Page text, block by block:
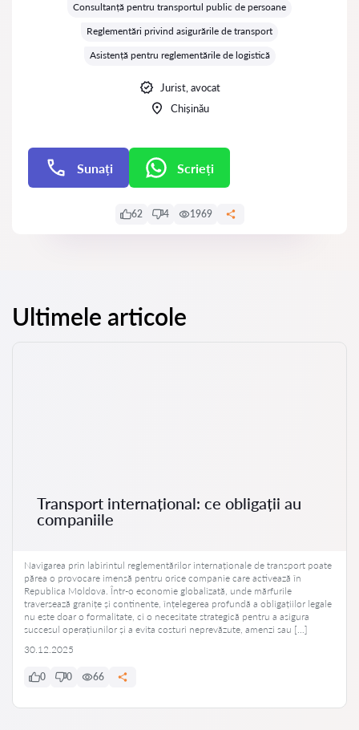
Consultanță pentru transportul public de persoane
Reglementări privind asigurările de transport
Asistență pentru reglementările de logistică
Jurist, avocat
Chișinău
Sunați Scrieți
62 4 1969
Ultimele articole
Transport internațional: ce obligații au
companiile
Navigarea prin labirintul reglementărilor internaționale de transport poate
părea o provocare imensă pentru orice companie care activează în
Republica Moldova. Într-o economie globalizată, unde mărfurile
traversează granițe și continente, înțelegerea profundă a obligațiilor legale
nu este doar o formalitate, ci o necesitate strategică pentru a asigura
succesul operațiunilor și a evita costuri neprevăzute, amenzi sau […]
30.12.2025
0 0 66